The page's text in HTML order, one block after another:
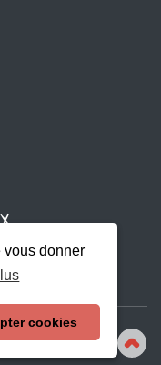
vous donner
cookies
réservés